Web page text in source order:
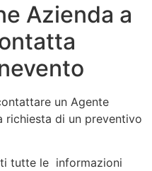
Azienda a
un Agente
richiesta di un preventivo
tutte le informazioni